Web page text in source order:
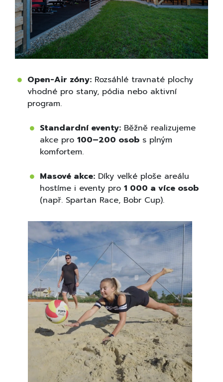
Open-Air zóny: Rozsáhlé travnaté plochy
vhodné pro stany, pódia nebo aktivní
program.
Standardní eventy: Běžně realizujeme
akce pro 100–200 osob s plným
komfortem.
Masové akce: Díky velké ploše areálu
hostíme i eventy pro 1 000 a více osob
(např. Spartan Race, Bobr Cup).